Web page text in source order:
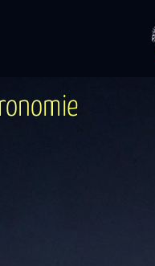
ronomie